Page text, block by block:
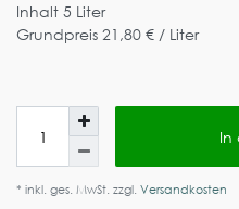
Inhalt 5 Liter
Grundpreis 21,80 € / Liter
In
* inkl. ges. MwSt. zzgl. Versandkosten